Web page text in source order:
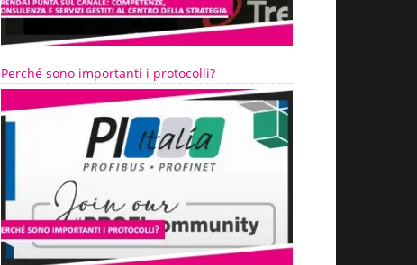
Perché sono importanti i protocolli?